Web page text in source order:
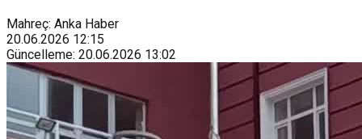
Mahreç: Anka Haber
20.06.2026 12:15
Güncelleme: 20.06.2026 13:02